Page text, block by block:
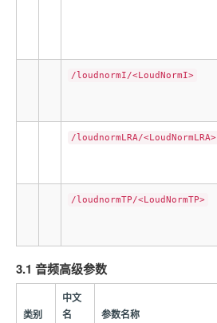
/loudnormI/<LoudNormI>
/loudnormLRA/<LoudNormLRA>
/loudnormTP/<LoudNormTP>
3.1 音频高级参数
类别
中文
名
参数名称